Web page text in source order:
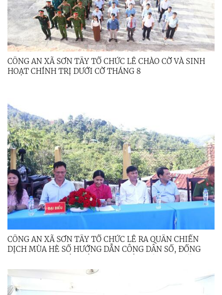
CÔNG AN XÃ SƠN TÂY TỔ CHỨC LỄ CHÀO CỜ VÀ SINH
HOẠT CHÍNH TRỊ DƯỚI CỜ THÁNG 8
CÔNG AN XÃ SƠN TÂY TỔ CHỨC LỄ RA QUÂN CHIẾN
DỊCH MÙA HÈ SỐ HƯỚNG DẪN CÔNG DÂN SỐ, ĐỒNG
2026